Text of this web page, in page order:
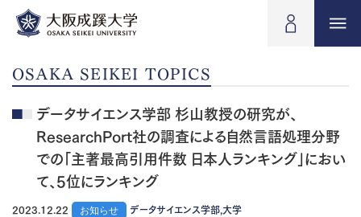
OSAKA SEIKEI TOPICS
データサイエンス学部 杉山教授の研究が、
ResearchPort社の調査による自然言語処理分野
での「主著最高引用件数 日本人ランキング」におい
て、5位にランキング
2023.12.22 お知らせ データサイエンス学部,大学